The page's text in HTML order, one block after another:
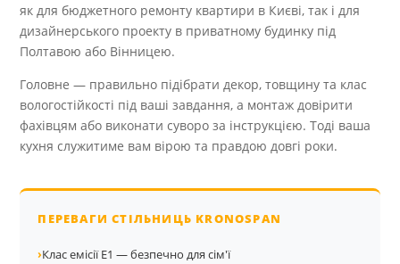
як для бюджетного ремонту квартири в Києві, так і для
дизайнерського проекту в приватному будинку під
Полтавою або Вінницею.
Головне — правильно підібрати декор, товщину та клас
вологостійкості під ваші завдання, а монтаж довірити
фахівцям або виконати суворо за інструкцією. Тоді ваша
кухня служитиме вам вірою та правдою довгі роки.
ПЕРЕВАГИ СТІЛЬНИЦЬ KRONOSPAN
›Клас емісії E1 — безпечно для сім'ї